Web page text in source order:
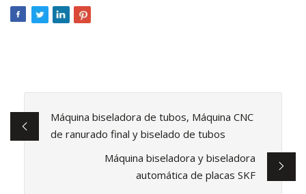
Máquina biseladora de tubos, Máquina CNC
de ranurado final y biselado de tubos
Máquina biseladora y biseladora
automática de placas SKF